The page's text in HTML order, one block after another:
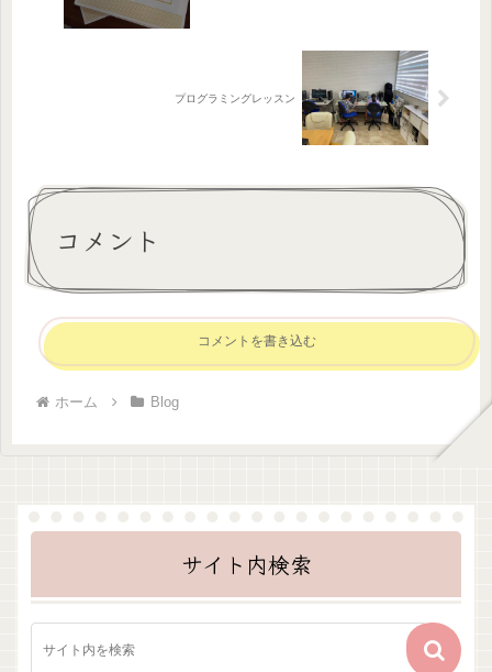
プログラミングレッスン
コメント
コメントを書き込む
ホーム Blog
サイト内検索